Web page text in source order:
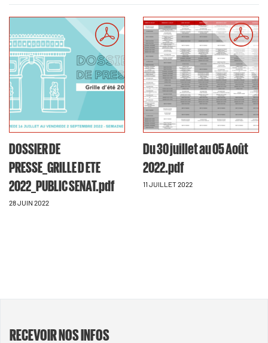
DOSSIER DE
PRESSE_GRILLE D ETE
2022_PUBLIC SENAT.pdf
28 JUIN 2022
Du 30 juillet au 05 Août
2022.pdf
11 JUILLET 2022
RECEVOIR NOS INFOS